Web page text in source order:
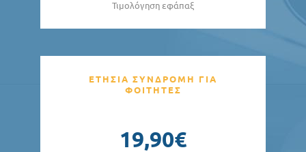
Τιμολόγηση εφάπαξ
ΕΤΗΣΙΑ ΣΥΝΔΡΟΜΗ ΓΙΑ
ΦΟΙΤΗΤΕΣ
19,90€